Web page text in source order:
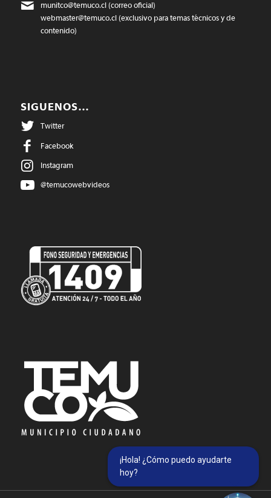
munitco@temuco.cl(correo oficial)
webmaster@temuco.cl(exclusivo para temas técnicos y de
contenido)
SIGUENOS…
Twitter
Facebook
Instagram
@temucowebvideos
¡Hola! ¿Cómo puedo ayudarte
hoy?